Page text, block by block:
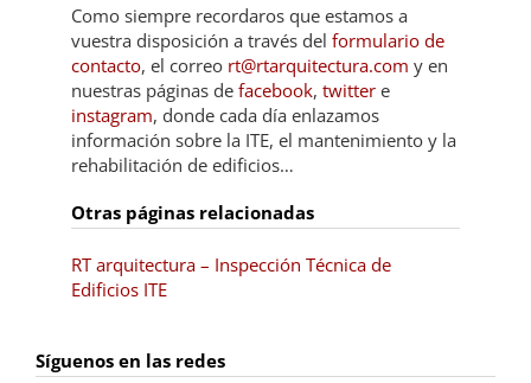
Como siempre recordaros que estamos a
vuestra disposición a través del formulario de
contacto, el correo rt@rtarquitectura.com y en
nuestras páginas de facebook, twittere
instagram, donde cada día enlazamos
información sobre la ITE, el mantenimiento y la
rehabilitación de edificios…
Otras páginas relacionadas
RT arquitectura – Inspección Técnica de
Edificios ITE
Síguenos en las redes